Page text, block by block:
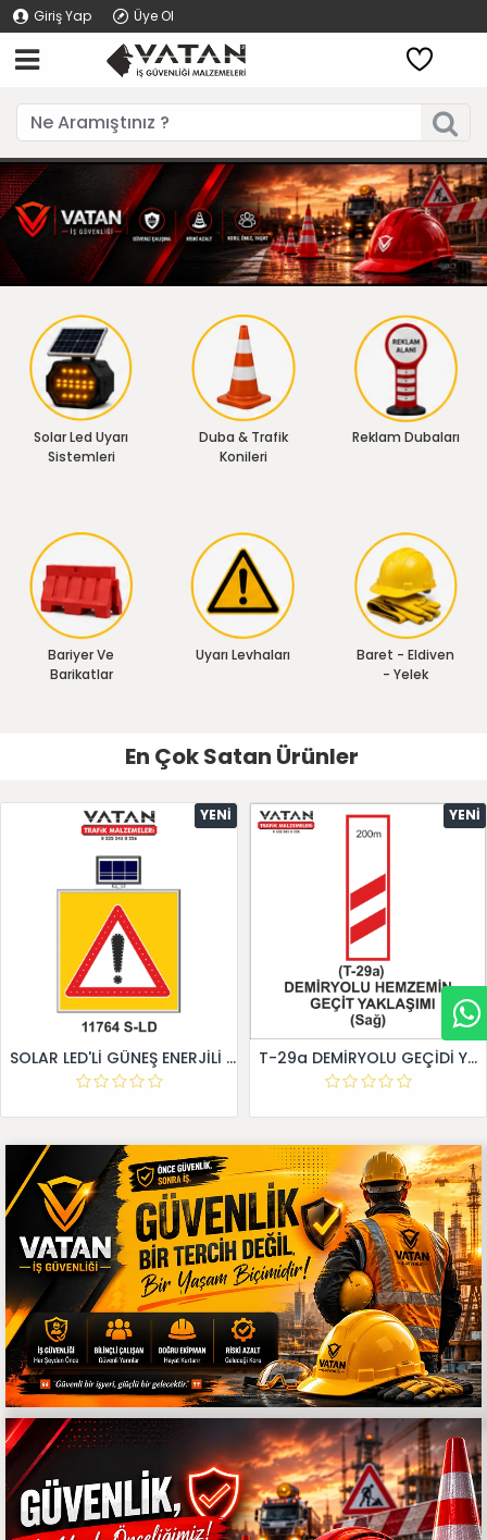
Giriş Yap Üye Ol
Solar Led Uyarı
Sistemleri
Duba & Trafik
Konileri
Reklam Dubaları
Bariyer Ve
Barikatlar
Uyarı Levhaları
Baret - Eldiven
- Yelek
En Çok Satan Ürünler
YENI
SOLAR LED'Lİ GÜNEŞ ENERJİLİ LEVHA
YENI
T-29a DEMİRYOLU GEÇİDİ YAKLAŞIM LEVHALARI (Sağ)